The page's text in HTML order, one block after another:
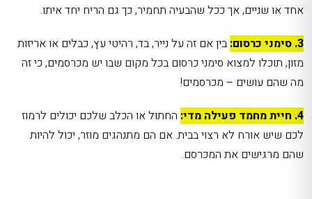
אחד או שניים, אך ככל שהבעיה תחמיר, כך גם הריח יחד איתו.
3. סימני כרסום:
בין אם זה על נייר, בד, רהיטי עץ, כבלים או אריזות
מזון, תוכלו למצוא סימני כרסום בכל מקום שבו יש מכרסמים, כי זה
מה שהם עושים – מכרסמים!
4. חיית מחמד פעילה מדי:
החתול או הכלב שלכם יכולים לרמוז
לכם שיש אורח לא רצוי בבית. אם הם מתנהגים מוזר, יכול להיות
שהם מרגישים את המכרסם.